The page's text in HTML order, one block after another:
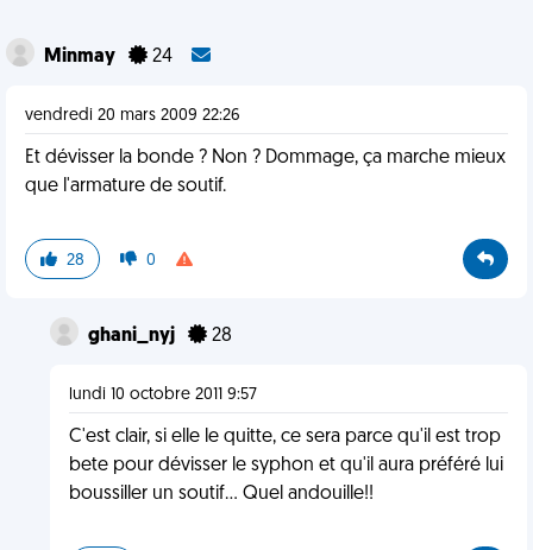
Minmay 24
vendredi 20 mars 2009 22:26
Et dévisser la bonde ? Non ? Dommage, ça marche mieux
que l'armature de soutif.
28 0
ghani_nyj 28
lundi 10 octobre 2011 9:57
C'est clair, si elle le quitte, ce sera parce qu'il est trop
bete pour dévisser le syphon et qu'il aura préféré lui
boussiller un soutif... Quel andouille!!